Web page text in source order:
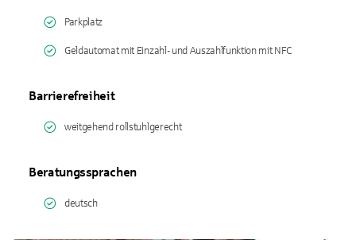
Parkplatz
Geldautomat mit Einzahl- und Auszahlfunktion mit NFC
Barrierefreiheit
weitgehend rollstuhlgerecht
Beratungssprachen
deutsch